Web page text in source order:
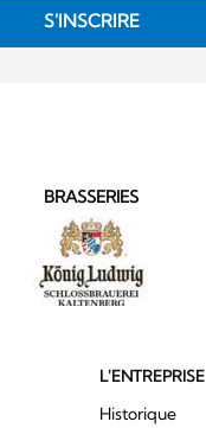
S'INSCRIRE
BRASSERIES
L'ENTREPRISE
Historique